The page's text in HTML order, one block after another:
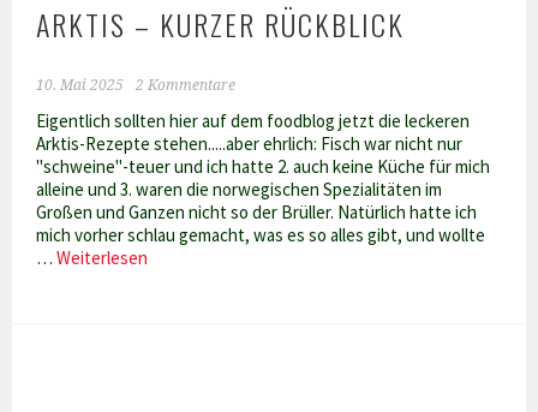
ARKTIS – KURZER RÜCKBLICK
10. Mai 2025 2 Kommentare
Eigentlich sollten hier auf dem foodblog jetzt die leckeren
Arktis-Rezepte stehen.....aber ehrlich: Fisch war nicht nur
"schweine"-teuer und ich hatte 2. auch keine Küche für mich
alleine und 3. waren die norwegischen Spezialitäten im
Großen und Ganzen nicht so der Brüller. Natürlich hatte ich
mich vorher schlau gemacht, was es so alles gibt, und wollte
…Weiterlesen